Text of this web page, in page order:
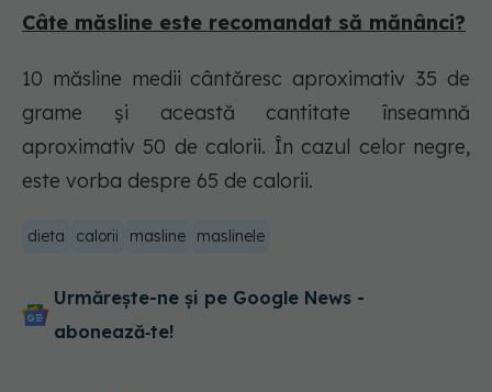
Câte măsline este recomandat să mănânci?
10 măsline medii cântăresc aproximativ 35 de
grame și această cantitate înseamnă
aproximativ 50 de calorii. În cazul celor negre,
este vorba despre 65 de calorii.
dieta calorii masline maslinele
Urmărește-ne și pe Google News -
abonează‑te!